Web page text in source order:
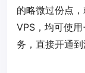
的略微过份点
VPS，均可使
务，直接开通到